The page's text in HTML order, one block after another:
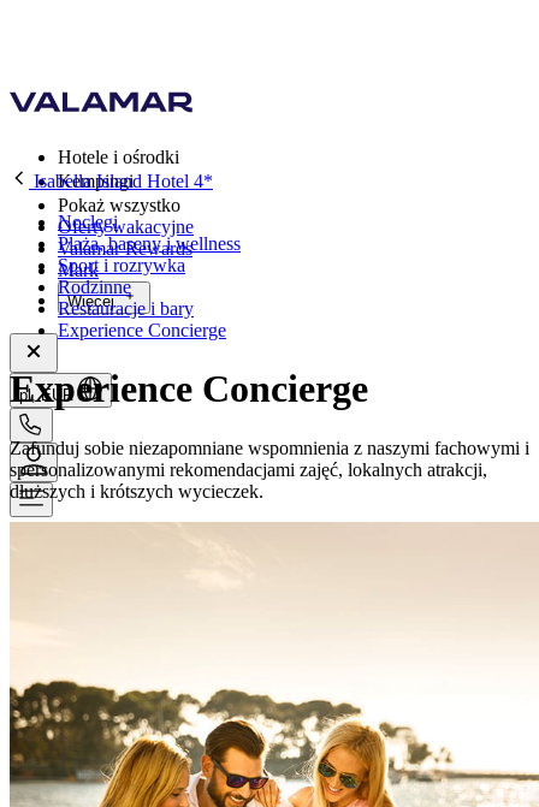
Hotele i ośrodki
Kempingi
Pokaż wszystko
Oferty wakacyjne
Valamar Rewards
Mark
Więcej
pl, EUR
Isabella Island Hotel 4*
Noclegi
Plaża, baseny i wellness
Sport i rozrywka
Rodzinne
Restauracje i bary
Experience Concierge
Experience Concierge
Zafunduj sobie niezapomniane wspomnienia z naszymi fachowymi i
spersonalizowanymi rekomendacjami zajęć, lokalnych atrakcji,
dłuższych i krótszych wycieczek.